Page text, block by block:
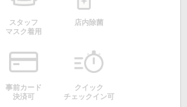
スタッフ
マスク着用
店内除菌
事前カード
決済可
クイック
チェックイン可